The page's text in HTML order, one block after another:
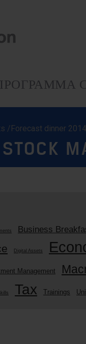
/Forecast dinner 2014
Business
Digital Assets
Management
Tax Trainings